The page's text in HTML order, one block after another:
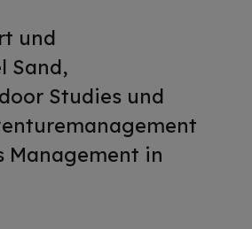
und
Sand,
Studies und
Management in